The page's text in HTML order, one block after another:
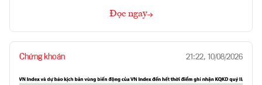
Đọc ngay
Chứng khoán 21:22, 10/08/2026